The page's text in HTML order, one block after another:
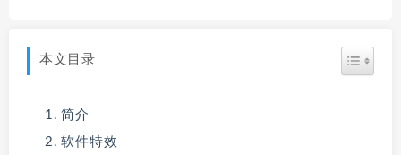
本文目录
简介
软件特效